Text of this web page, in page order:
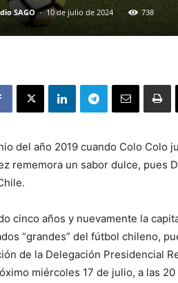
SAGO - 10 de julio de 2024 738
del año 2019 cuando Colo Colo
rememora un sabor dulce, pues
cinco años y nuevamente la
“grandes” del fútbol chileno,
de la Delegación Presidencial
miércoles 17 de julio, a las